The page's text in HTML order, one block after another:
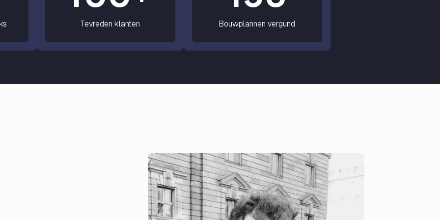
Tevreden klanten Bouwplannen vergund